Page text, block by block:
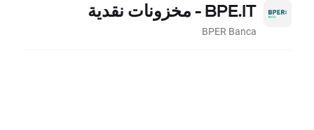
BPE.IT - مخزونات نقدية
BPER Banca